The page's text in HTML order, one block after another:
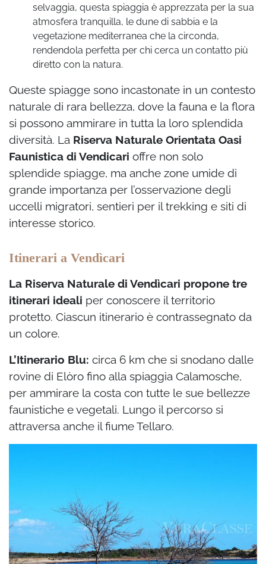
selvaggia, questa spiaggia è apprezzata per la sua
atmosfera tranquilla, le dune di sabbia e la
vegetazione mediterranea che la circonda,
rendendola perfetta per chi cerca un contatto più
diretto con la natura.
Queste spiagge sono incastonate in un contesto
naturale di rara bellezza, dove la fauna e la flora
si possono ammirare in tutta la loro splendida
diversità. La Riserva Naturale Orientata Oasi
Faunistica di Vendicari offre non solo
splendide spiagge, ma anche zone umide di
grande importanza per l’osservazione degli
uccelli migratori, sentieri per il trekking e siti di
interesse storico.
Itinerari a Vendìcari
La Riserva Naturale di Vendìcari propone tre
itinerari ideali per conoscere il territorio
protetto. Ciascun itinerario è contrassegnato da
un colore.
L’Itinerario Blu: circa 6 km che si snodano dalle
rovine di Elòro fino alla spiaggia Calamosche,
per ammirare la costa con tutte le sue bellezze
faunistiche e vegetali. Lungo il percorso si
attraversa anche il fiume Tellaro.